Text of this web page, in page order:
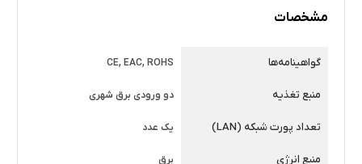
مشخصات
گواهینامه‌‌ها CE, EAC, ROHS
منبع تغذیه دو ورودی برق شهری
تعداد پورت شبکه (LAN) یک عدد
منبع انرژی برق